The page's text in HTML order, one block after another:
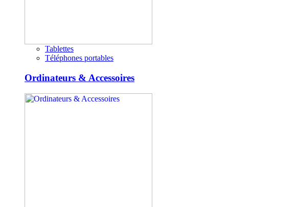
Tablettes
Téléphones portables
Ordinateurs & Accessoires